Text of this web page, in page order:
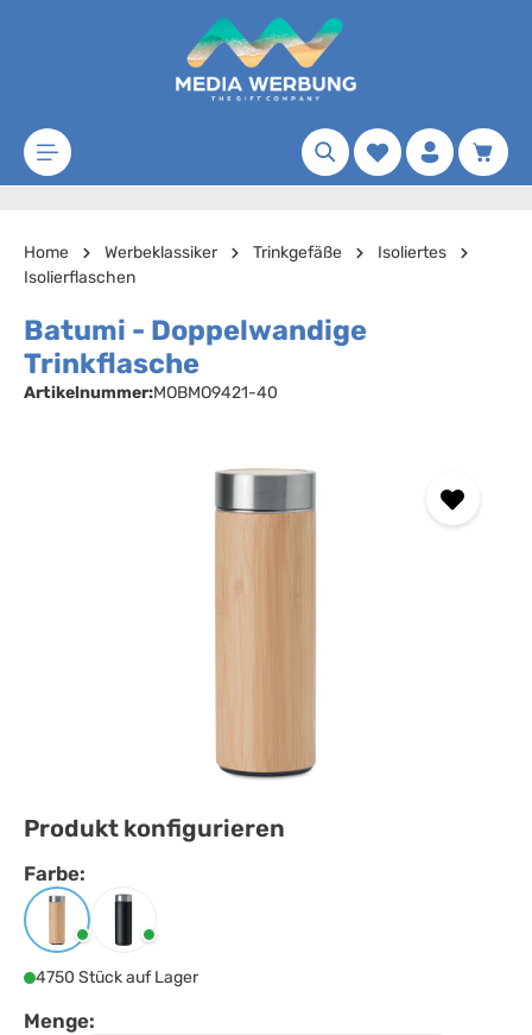
Zum Hauptinhalt springen
Merkzettel
Home Werbeklassiker Trinkgefäße
Isoliertes
Isolierflaschen
Batumi - Doppelwandige
Trinkflasche
Artikelnummer:MOBMO9421-40
Produkt konfigurieren
Farbe:
Farbeauswählen
Holz Schwarz
4750 Stück auf Lager
Menge: